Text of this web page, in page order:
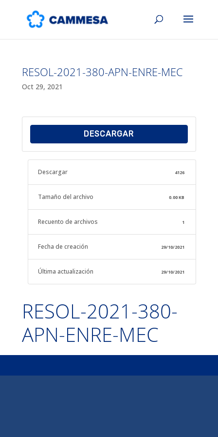
RESOL-2021-380-APN-ENRE-MEC
Oct 29, 2021
DESCARGAR
Descargar 4126
Tamaño del archivo 0.00 KB
Recuento de archivos 1
Fecha de creación 29/10/2021
Última actualización 29/10/2021
RESOL-2021-380-
APN-ENRE-MEC